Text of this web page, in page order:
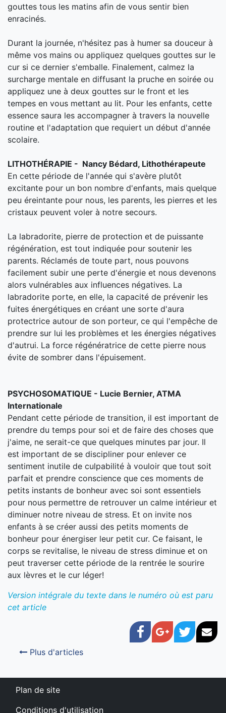
gouttes tous les matins afin de vous sentir bien
enracinés.
Durant la journée, n'hésitez pas à humer sa douceur à
même vos mains ou appliquez quelques gouttes sur le
cur si ce dernier s'emballe. Finalement, calmez la
surcharge mentale en diffusant la pruche en soirée ou
appliquez une à deux gouttes sur le front et les
tempes en vous mettant au lit. Pour les enfants, cette
essence saura les accompagner à travers la nouvelle
routine et l'adaptation que requiert un début d'année
scolaire.
LITHOTHÉRAPIE - Nancy Bédard, Lithothérapeute
En cette période de l'année qui s'avère plutôt
excitante pour un bon nombre d'enfants, mais quelque
peu éreintante pour nous, les parents, les pierres et les
cristaux peuvent voler à notre secours.
La labradorite, pierre de protection et de puissante
régénération, est tout indiquée pour soutenir les
parents. Réclamés de toute part, nous pouvons
facilement subir une perte d'énergie et nous devenons
alors vulnérables aux influences négatives. La
labradorite porte, en elle, la capacité de prévenir les
fuites énergétiques en créant une sorte d'aura
protectrice autour de son porteur, ce qui l'empêche de
prendre sur lui les problèmes et les énergies négatives
d'autrui. La force régénératrice de cette pierre nous
évite de sombrer dans l'épuisement.
PSYCHOSOMATIQUE - Lucie Bernier, ATMA
Internationale
Pendant cette période de transition, il est important de
prendre du temps pour soi et de faire des choses que
j'aime, ne serait-ce que quelques minutes par jour. Il
est important de se discipliner pour enlever ce
sentiment inutile de culpabilité à vouloir que tout soit
parfait et prendre conscience que ces moments de
petits instants de bonheur avec soi sont essentiels
pour nous permettre de retrouver un calme intérieur et
diminuer notre niveau de stress. Et on invite nos
enfants à se créer aussi des petits moments de
bonheur pour énergiser leur petit cur. Ce faisant, le
corps se revitalise, le niveau de stress diminue et on
peut traverser cette période de la rentrée le sourire
aux lèvres et le cur léger!
Version intégrale du texte dans le numéro où est paru
cet article
Facebook
Google+
Twitter
Plus d'articles
Plan de site
Conditions d'utilisation